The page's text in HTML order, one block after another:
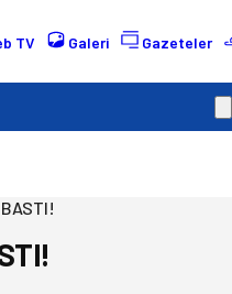
TV Galeri Gazeteler
BASTI!